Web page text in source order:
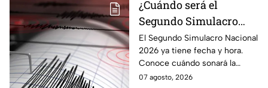
¿Cuándo será el
Segundo Simulacro
Nacional 2026? A esta
hora sonará la alerta
sísmica
El Segundo Simulacro Nacional
2026 ya tiene fecha y hora.
Conoce cuándo sonará la
alerta sísmica y qué ocurrirá
07 agosto, 2026